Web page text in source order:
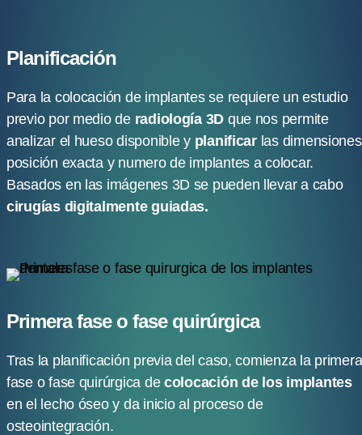
Planificación
Para la colocación de implantes se requiere un estudio
previo por medio deradiología 3D que nos permite
analizar el hueso disponible y planificar las
posición exacta y numero de implantes a colocar.
Basados en las imágenes 3D se pueden llevar a cabo
cirugías digitalmente guiadas.
Primera fase o fase quirúrgica
Tras la planificación previa del caso, comienza la primera
fase o fase quirúrgica de colocación de los implantes
en el lecho óseo y da inicio al proceso de
osteointegración.